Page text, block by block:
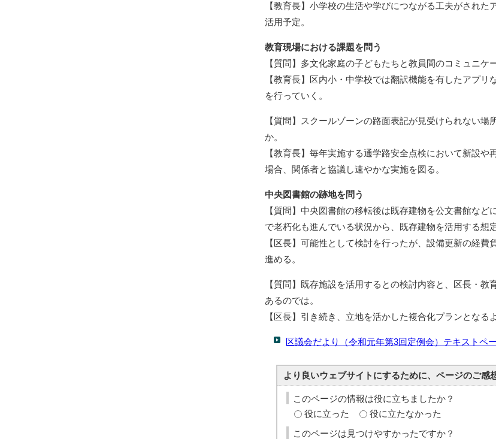
【教育長】小学校の生活や学びにつながる工夫がされた
活用予定。
教育現場における課題を問う
【質問】多文化家庭の子どもたちと教員間のコミュニケ
【教育長】区内小・中学校では翻訳機能を有したアプ
を行っていく。
【質問】スクールゾーンの路面表記が見受けられない
か。
【教育長】毎年実施する通学路安全点検において新設
場合、関係者と協議し速やかな実施を図る。
中央図書館の跡地を問う
【質問】中央図書館の移転後は既存建物を公文書館な
で老朽化も進んでいる状況から、既存建物を活用する想
【区長】可能性として検討を行ったが、設備更新の経
進める。
【質問】既存施設を活用するとの検討内容と、区長・
あるのでは。
【区長】引き続き、立地を活かした複合化プランとなる
区議会だより（令和元年第3回定例会）テキストペ
より良いウェブサイトにするために、ページのご感
このページの情報は役に立ちましたか？
役に立った
役に立たなかった
このページは見つけやすかったですか？